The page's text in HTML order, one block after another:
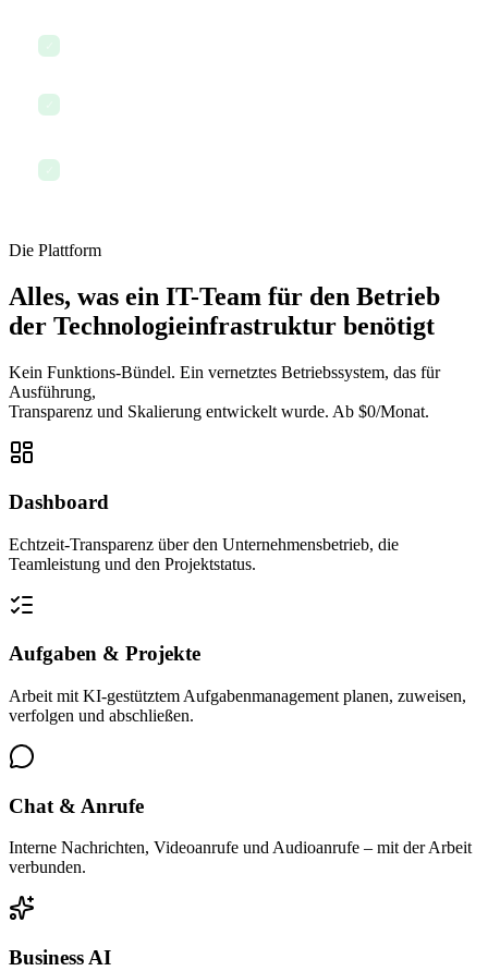
Die Plattform
Alles, was ein IT-Team für den Betrieb
der Technologieinfrastruktur benötigt
Kein Funktions-Bündel. Ein vernetztes Betriebssystem, das für
Ausführung,
Transparenz und Skalierung entwickelt wurde. Ab $0/Monat.
Dashboard
Echtzeit-Transparenz über den Unternehmensbetrieb, die
Teamleistung und den Projektstatus.
Aufgaben & Projekte
Arbeit mit KI-gestütztem Aufgabenmanagement planen, zuweisen,
verfolgen und abschließen.
Chat & Anrufe
Interne Nachrichten, Videoanrufe und Audioanrufe – mit der Arbeit
verbunden.
Business AI